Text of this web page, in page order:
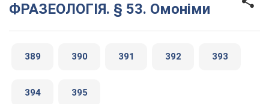
ФРАЗЕОЛОГІЯ. § 53. Омоніми
389 390 391 392 393
394 395